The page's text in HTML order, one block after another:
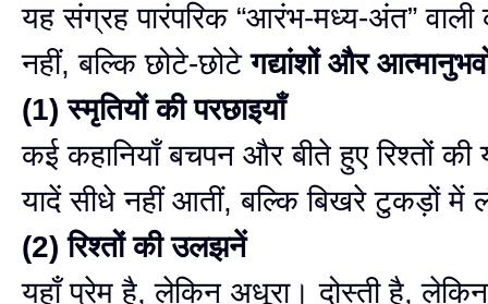
यह संग्रह पारंपरिक “आरंभ-मध्य-अंत” वाली
नहीं, बल्कि छोटे-छोटेगद्यांशों और
(1) स्मृतियों की परछाइयाँ
कई कहानियाँ बचपन और बीते हुए रिश्तों की
यादें सीधे नहीं आतीं, बल्कि बिखरे टुकड़ों में
(2) रिश्तों की उलझनें
यहाँ प्रेम है, लेकिन अधूरा। दोस्ती है,